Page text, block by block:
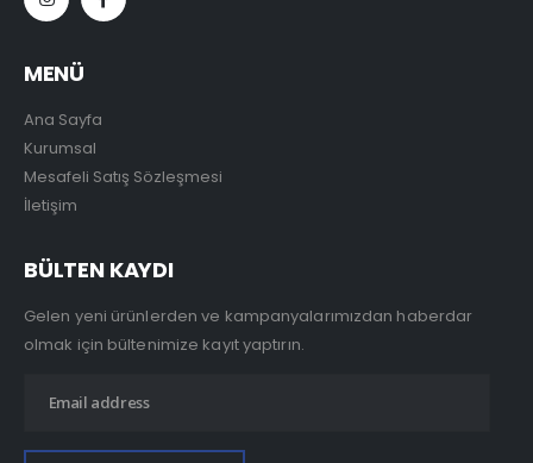
MENÜ
Ana Sayfa
Kurumsal
Mesafeli Satış Sözleşmesi
İletişim
BÜLTEN KAYDI
Gelen yeni ürünlerden ve kampanyalarımızdan haberdar
olmak için bültenimize kayıt yaptırın.